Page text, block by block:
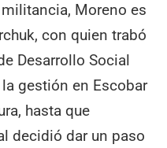
Moreno es
con quien trabó
Desarrollo Social
gestión en Escobar
hasta que
decidió dar un paso